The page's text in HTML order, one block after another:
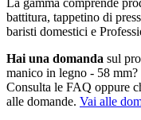
battitura, tappetino di
baristi domestici e
Hai una domanda sul
manico in legno - 58 mm?
Consulta le FAQ oppure
alle domande. Vai alle